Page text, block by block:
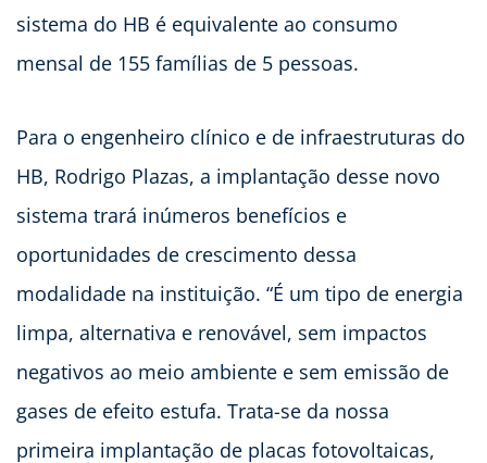
sistema do HB é equivalente ao consumo
mensal de 155 famílias de 5 pessoas.
Para o engenheiro clínico e de infraestruturas do
HB, Rodrigo Plazas, a implantação desse novo
sistema trará inúmeros benefícios e
oportunidades de crescimento dessa
modalidade na instituição. “É um tipo de energia
limpa, alternativa e renovável, sem impactos
negativos ao meio ambiente e sem emissão de
gases de efeito estufa. Trata-se da nossa
primeira implantação de placas fotovoltaicas,